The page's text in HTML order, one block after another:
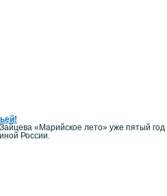
«Марийское лето» уже пятый год
России.